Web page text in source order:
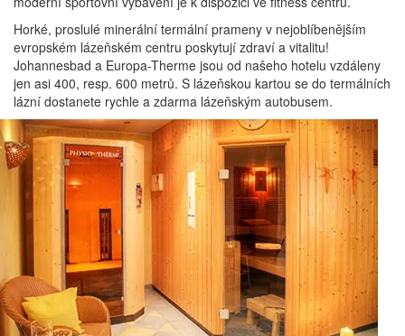
Horké, proslulé minerální termální prameny v nejoblíbenějším
evropském lázeňském centru poskytují zdraví a vitalitu!
Johannesbad a Europa-Therme jsou od našeho hotelu vzdáleny
jen asi 400, resp. 600 metrů. S lázeňskou kartou se do termálních
lázní dostanete rychle a zdarma lázeňským autobusem.